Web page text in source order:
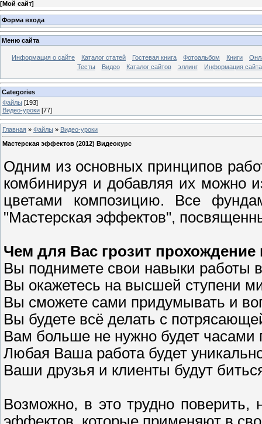
[Мой сайт]
Форма входа
Меню сайта
Информация о сайте Каталог статей Гостевая книга Фотоальбом Книги
Тесты
Видео Каталог сайтов эллинг Информация сайта
Categories
Файлы [193]
Видео-уроки [77]
Главная » Файлы » Видео-уроки
Мастерская эффектов (2012) Видеокурс
Одним из основных принципов
комбинируя и добавляя их можно
цветами композицию. Все
"Мастерская эффектов",
Чем для Вас грозит прохождение
Вы поднимете свои навыки работы
Вы окажетесь на высшей ступени
Вы сможете сами придумывать и
Вы будете всё делать с
Вам больше не нужно будет часами
Любая Ваша работа будет
Ваши друзья и клиенты будут
Возможно, в это трудно поверить,